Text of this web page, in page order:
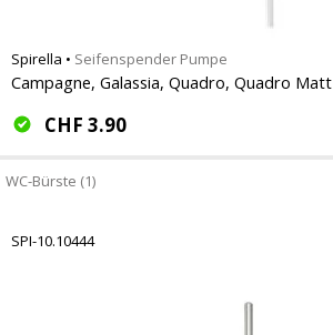
Spirella • Seifenspender Pumpe
Campagne, Galassia, Quadro, Quadro Matt
CHF 3.90
WC-Bürste (1)
SPI-10.10444